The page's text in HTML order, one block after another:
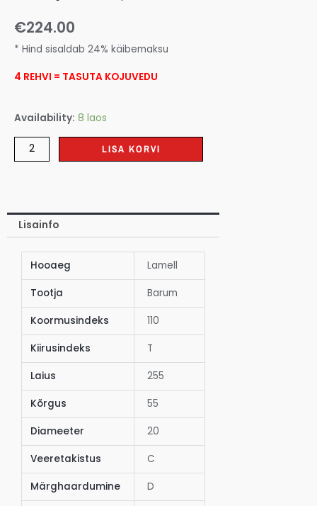
€224.00
* Hind sisaldab 24% käibemaksu
4 REHVI = TASUTA KOJUVEDU
Availability: 8 laos
LISA KORVI
Lisainfo
Hooaeg Lamell
Tootja Barum
Koormusindeks 110
Kiirusindeks T
Laius 255
Kõrgus 55
Diameeter 20
Veeretakistus C
Märghaardumine D